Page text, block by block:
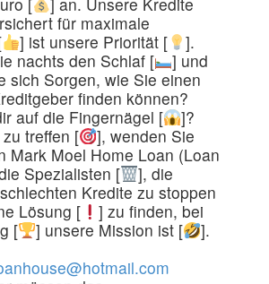
für maximale
] ist unsere Priorität [
].
nachts den Schlaf [
] und
sich Sorgen, wie Sie einen
finden können?
auf die Fingernägel [
]?
treffen [
], wenden Sie
Mark Moel Home Loan (Loan
Spezialisten [
], die
Kredite zu stoppen
Lösung [
] zu finden, bei
[
] unsere Mission ist [
].